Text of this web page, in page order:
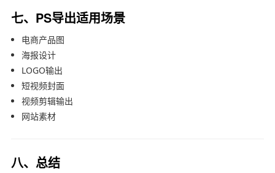
七、PS导出适用场景
电商产品图
海报设计
LOGO输出
短视频封面
视频剪辑输出
网站素材
八、总结